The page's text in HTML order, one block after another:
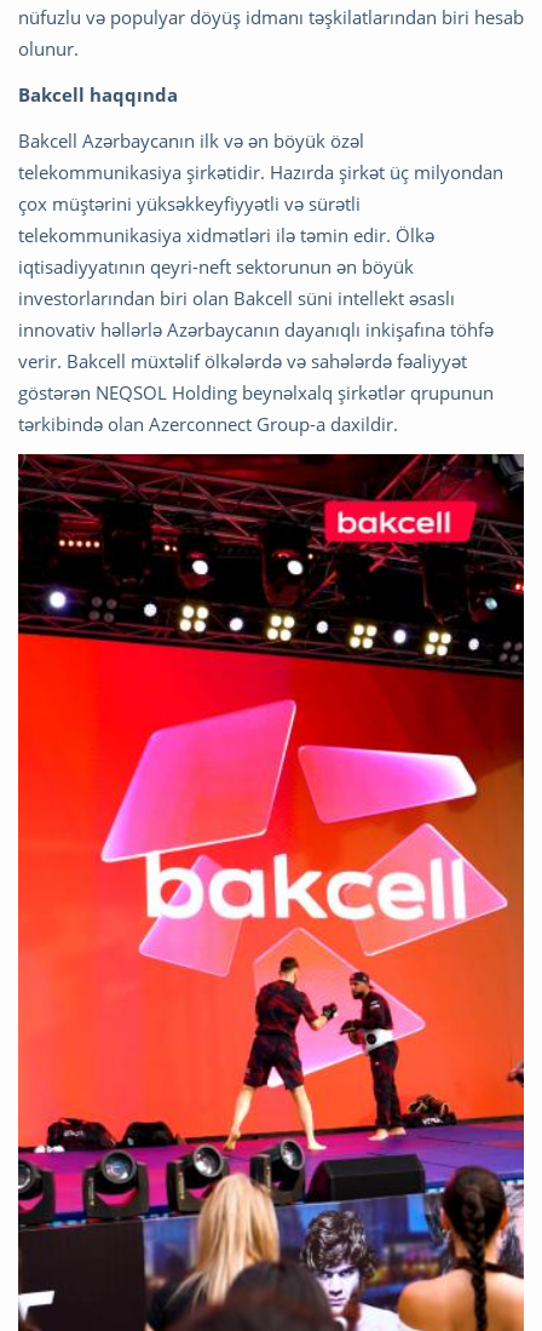
nüfuzlu və populyar döyüş idmanı təşkilatlarından biri hesab
olunur.
Bakcell haqqında
Bakcell Azərbaycanın ilk və ən böyük özəl
telekommunikasiya şirkətidir. Hazırda şirkət üç milyondan
çox müştərini yüksəkkeyfiyyətli və sürətli
telekommunikasiya xidmətləri ilə təmin edir. Ölkə
iqtisadiyyatının qeyri-neft sektorunun ən böyük
investorlarından biri olan Bakcell süni intellekt əsaslı
innovativ həllərlə Azərbaycanın dayanıqlı inkişafına töhfə
verir. Bakcell müxtəlif ölkələrdə və sahələrdə fəaliyyət
göstərən NEQSOL Holding beynəlxalq şirkətlər qrupunun
tərkibində olan Azerconnect Group-a daxildir.